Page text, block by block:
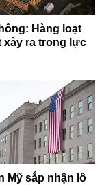
Hàng loạt
xảy ra trong lực
Mỹ sắp nhận lô